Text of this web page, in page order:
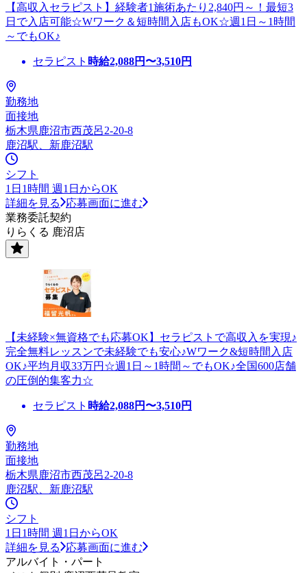
【高収入セラピスト】経験者1施術あたり2,840円～！最短3
日で入店可能☆Wワーク＆短時間入店もOK☆週1日～1時間
～でもOK♪
セラピスト 時給2,088円〜3,510円
勤務地
面接地
栃木県鹿沼市西茂呂2-20-8
鹿沼駅、新鹿沼駅
シフト
1日1時間 週1日からOK
詳細を見る
応募画面に進む
業務委託契約
りらくる 鹿沼店
【未経験×無資格でも応募OK】セラピストで高収入を実現♪
完全無料レッスンで未経験でも安心♪Wワーク&短時間入店
OK♪平均月収33万円☆週1日～1時間～でもOK♪全国600店舗
の圧倒的集客力☆
セラピスト 時給2,088円〜3,510円
勤務地
面接地
栃木県鹿沼市西茂呂2-20-8
鹿沼駅、新鹿沼駅
シフト
1日1時間 週1日からOK
詳細を見る
応募画面に進む
アルバイト・パート